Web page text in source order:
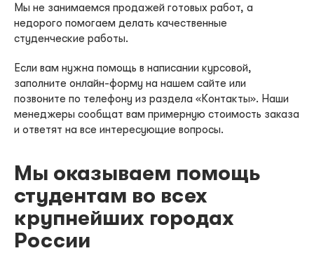
Мы не занимаемся продажей готовых работ, а
недорого помогаем делать качественные
студенческие работы.
Если вам нужна помощь в написании курсовой,
заполните онлайн-форму на нашем сайте или
позвоните по телефону из раздела «Контакты». Наши
менеджеры сообщат вам примерную стоимость заказа
и ответят на все интересующие вопросы.
Мы оказываем помощь
студентам во всех
крупнейших городах
России